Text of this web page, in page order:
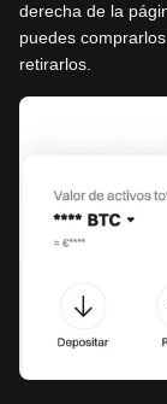
derecha de la
puedes
retirarlos.